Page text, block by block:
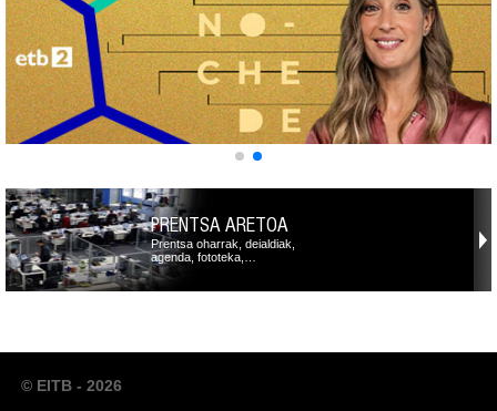
PRENTSA ARETOA
Prentsa oharrak, deialdiak,
agenda, fototeka,…
© EITB - 2026